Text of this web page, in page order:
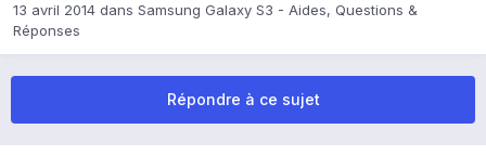
13 avril 2014 dans Samsung Galaxy S3 - Aides, Questions &
Réponses
Répondre à ce sujet